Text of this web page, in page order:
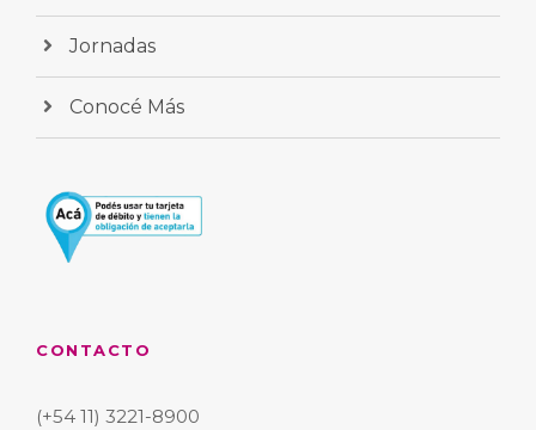
Jornadas
Conocé Más
CONTACTO
(+54 11) 3221-8900